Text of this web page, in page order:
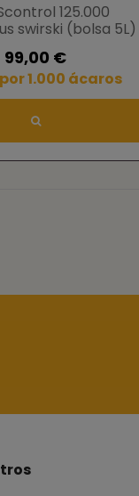
125.000
swirski (bolsa 5L)
99,00 €
1.000 ácaros